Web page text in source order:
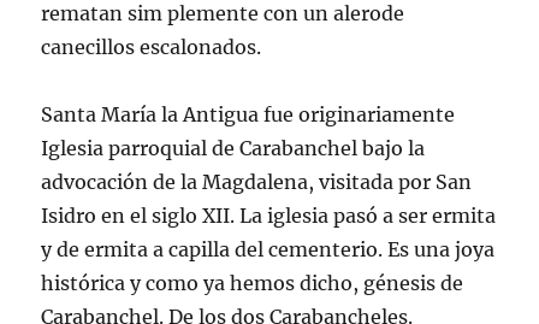
rematan sim plemente con un alerode
canecillos escalonados.
Santa María la Antigua fue originariamente
Iglesia parroquial de Carabanchel bajo la
advocación de la Magdalena, visitada por San
Isidro en el siglo XII. La iglesia pasó a ser ermita
y de ermita a capilla del cementerio. Es una joya
histórica y como ya hemos dicho, génesis de
Carabanchel. De los dos Carabancheles.